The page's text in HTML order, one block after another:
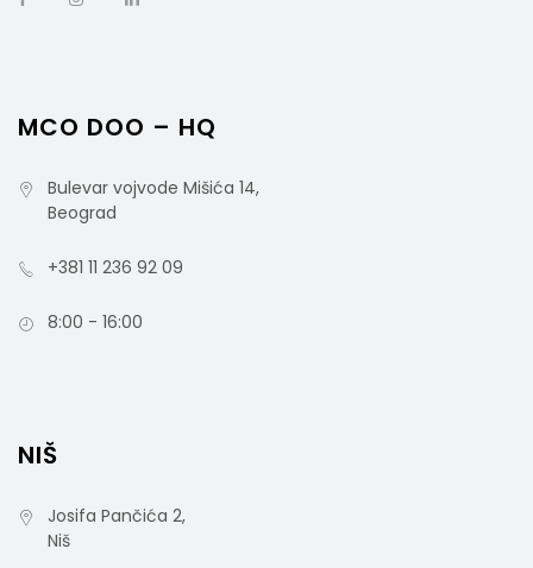
MCO DOO – HQ
Bulevar vojvode Mišića 14,
Beograd
+381 11 236 92 09
8:00 - 16:00
NIŠ
Josifa Pančića 2,
Niš